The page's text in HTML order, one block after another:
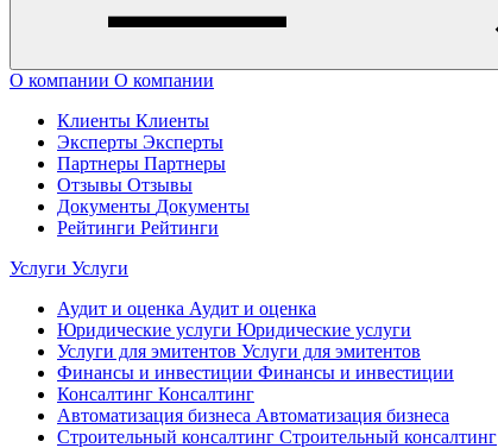
О компании О компании
Клиенты Клиенты
Эксперты Эксперты
Партнеры Партнеры
Отзывы Отзывы
Документы Документы
Рейтинги Рейтинги
Услуги Услуги
Аудит и оценка Аудит и оценка
Юридические услуги Юридические услуги
Услуги для эмитентов Услуги для эмитентов
Финансы и инвестиции Финансы и инвестиции
Консалтинг Консалтинг
Автоматизация бизнеса Автоматизация бизнеса
Строительный консалтинг Строительный консалтинг